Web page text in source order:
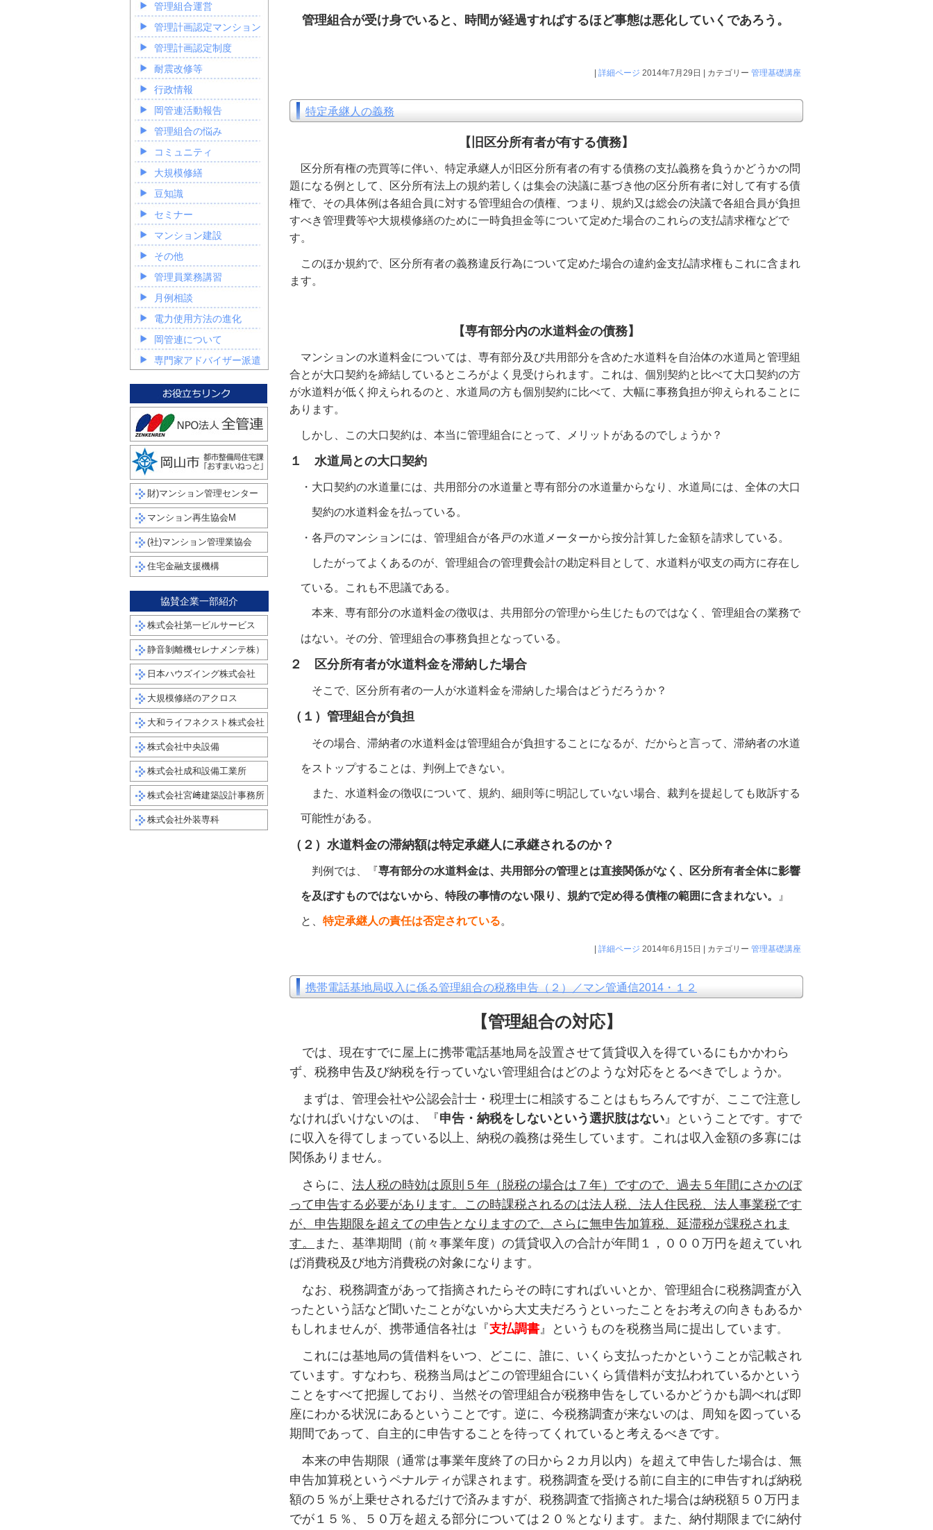
管理組合が受け身でいると、時間が経過すればするほど事態は悪化していくであろう。
詳細ページ 2014年7月29日 | カテゴリー 管理基礎講座
特定承継人の義務
【旧区分所有者が有する債務】
区分所有権の売買等に伴い、特定承継人が旧区分所有者の有する債務の支払義務を負うかどうかの問
題になる例として、区分所有法上の規約若しくは集会の決議に基づき他の区分所有者に対して有する債
権で、その具体例は各組合員に対する管理組合の債権、つまり、規約又は総会の決議で各組合員が負担
すべき管理費等や大規模修繕のために一時負担金等について定めた場合のこれらの支払請求権などで
す。
このほか規約で、区分所有者の義務違反行為について定めた場合の違約金支払請求権もこれに含まれ
ます。
【専有部分内の水道料金の債務】
マンションの水道料金については、専有部分及び共用部分を含めた水道料を自治体の水道局と管理組
合とが大口契約を締結しているところがよく見受けられます。これは、個別契約と比べて大口契約の方
が水道料が低く抑えられるのと、水道局の方も個別契約に比べて、大幅に事務負担が抑えられることに
あります。
しかし、この大口契約は、本当に管理組合にとって、メリットがあるのでしょうか？
１ 水道局との大口契約
・大口契約の水道量には、共用部分の水道量と専有部分の水道量からなり、水道局には、全体の大口
契約の水道料金を払っている。
・各戸のマンションには、管理組合が各戸の水道メーターから按分計算した金額を請求している。
したがってよくあるのが、管理組合の管理費会計の勘定科目として、水道料が収支の両方に存在し
ている。これも不思議である。
本来、専有部分の水道料金の徴収は、共用部分の管理から生じたものではなく、管理組合の業務で
はない。その分、管理組合の事務負担となっている。
２ 区分所有者が水道料金を滞納した場合
そこで、区分所有者の一人が水道料金を滞納した場合はどうだろうか？
（１）管理組合が負担
その場合、滞納者の水道料金は管理組合が負担することになるが、だからと言って、滞納者の水道
をストップすることは、判例上できない。
また、水道料金の徴収について、規約、細則等に明記していない場合、裁判を提起しても敗訴する
可能性がある。
（２）水道料金の滞納額は特定承継人に承継されるのか？
判例では、『専有部分の水道料金は、共用部分の管理とは直接関係がなく、区分所有者全体に影響
を及ぼすものではないから、特段の事情のない限り、規約で定め得る債権の範囲に含まれない。 』
と、 特定承継人の責任は否定されている。
| 詳細ページ 2014年6月15日 | カテゴリー 管理基礎講座
携帯電話基地局収入に係る管理組合の税務申告（２）／マン管通信2014・１２
【管理組合の対応】
では、現在すでに屋上に携帯電話基地局を設置させて賃貸収入を得ているにもかかわら
ず、税務申告及び納税を行っていない管理組合はどのような対応をとるべきでしょうか。
まずは、管理会社や公認会計士・税理士に相談することはもちろんですが、ここで注意し
なければいけないのは、『申告・納税をしないという選択肢はない』ということです。すで
に収入を得てしまっている以上、納税の義務は発生しています。これは収入金額の多寡には
関係ありません。
さらに、 法人税の時効は原則５年（脱税の場合は７年）ですので、過去５年間にさかのぼ
って申告する必要があります。この時課税されるのは法人税、法人住民税、法人事業税です
が、申告期限を超えての申告となりますので、さらに無申告加算税、延滞税が課税されま
す。
また、基準期間（前々事業年度）の賃貸収入の合計が年間１，０００万円を超えていれ
ば消費税及び地方消費税の対象になります。
なお、税務調査があって指摘されたらその時にすればいいとか、管理組合に税務調査が入
ったという話など聞いたことがないから大丈夫だろうといったことをお考えの向きもあるか
もしれませんが、携帯通信各社は『支払調書 』というものを税務当局に提出しています。
これには基地局の賃借料をいつ、どこに、誰に、いくら支払ったかということが記載され
ています。すなわち、税務当局はどこの管理組合にいくら賃借料が支払われているかという
ことをすべて把握しており、当然その管理組合が税務申告をしているかどうかも調べれば即
座にわかる状況にあるということです。逆に、今税務調査が来ないのは、周知を図っている
期間であって、自主的に申告することを待ってくれていると考えるべきです。
本来の申告期限（通常は事業年度終了の日から２カ月以内）を超えて申告した場合は、無
申告加算税というペナルティが課されます。税務調査を受ける前に自主的に申告すれば納税
額の５％が上乗せされるだけで済みますが、税務調査で指摘された場合は納税額５０万円ま
でが１５％、５０万を超える部分については２０％となります。また、納付期限までに納付
管理組合運営
管理計画認定マンション
管理計画認定制度
耐震改修等
行政情報
岡管連活動報告
管理組合の悩み
コミュニティ
大規模修繕
豆知識
セミナー
マンション建設
その他
管理員業務講習
月例相談
電力使用方法の進化
岡管連について
専門家アドバイザー派遣
財)マンション管理センター
マンション再生協会M
(社)マンション管理業協会
住宅金融支援機構
協賛企業一部紹介
株式会社第一ビルサービス
静音剝離機セレナメンテ株）
日本ハウズイング株式会社
大規模修繕のアクロス
大和ライフネクスト株式会社
株式会社中央設備
株式会社成和設備工業所
株式会社宮﨑建築設計事務所
株式会社外装専科